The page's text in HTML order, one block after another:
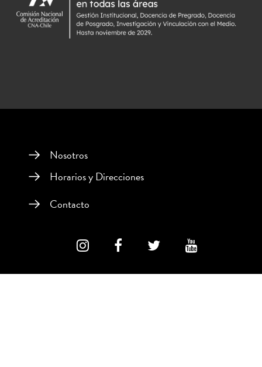
Nosotros
Horarios y Direcciones
Contacto